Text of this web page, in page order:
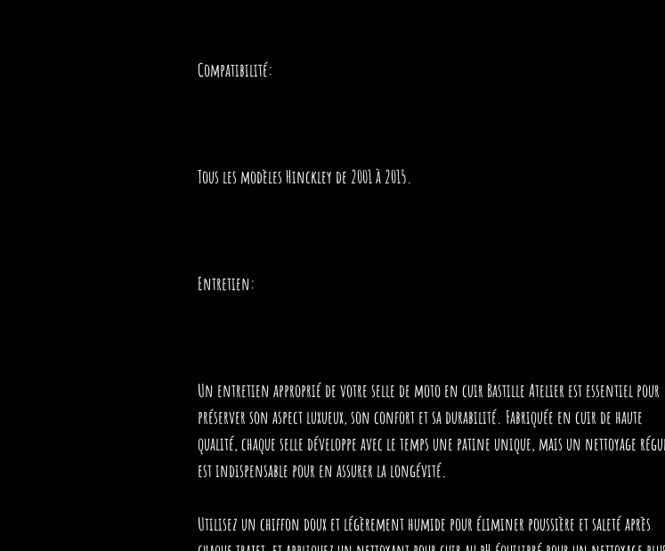
Compatibilité:
Tous les modèles Hinckley de 2001 à 2015.
Entretien:
Un entretien approprié de votre selle de moto en cuir Bastille Atelier est essentiel pour
préserver son aspect luxueux, son confort et sa durabilité. Fabriquée en cuir de haute
qualité, chaque selle développe avec le temps une patine unique, mais un nettoyage
est indispensable pour en assurer la longévité.
Utilisez un chiffon doux et légèrement humide pour éliminer poussière et saleté après